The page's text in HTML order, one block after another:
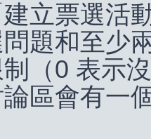
立票選活
題和至少
（0 表示
區會有一